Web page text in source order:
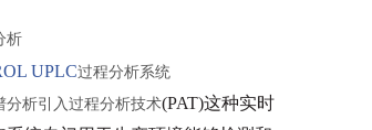
析
UPLC过程分析系统
分析引入过程分析技术(PAT)这种实时